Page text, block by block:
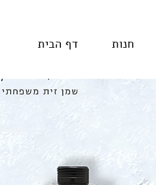
דף הבית חנות